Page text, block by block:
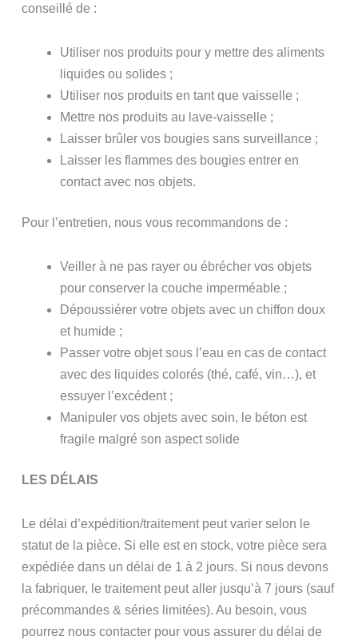
conseillé de :
Utiliser nos produits pour y mettre des aliments
liquides ou solides ;
Utiliser nos produits en tant que vaisselle ;
Mettre nos produits au lave-vaisselle ;
Laisser brûler vos bougies sans surveillance ;
Laisser les flammes des bougies entrer en
contact avec nos objets.
Pour l’entretien, nous vous recommandons de :
Veiller à ne pas rayer ou ébrécher vos objets
pour conserver la couche imperméable ;
Dépoussiérer votre objets avec un chiffon doux
et humide ;
Passer votre objet sous l’eau en cas de contact
avec des liquides colorés (thé, café, vin…), et
essuyer l’excédent ;
Manipuler vos objets avec soin, le béton est
fragile malgré son aspect solide
LES DÉLAIS
Le délai d’expédition/traitement peut varier selon le
statut de la pièce. Si elle est en stock, votre pièce sera
expédiée dans un délai de 1 à 2 jours. Si nous devons
la fabriquer, le traitement peut aller jusqu’à 7 jours (sauf
précommandes & séries limitées). Au besoin, vous
pourrez nous contacter pour vous assurer du délai de